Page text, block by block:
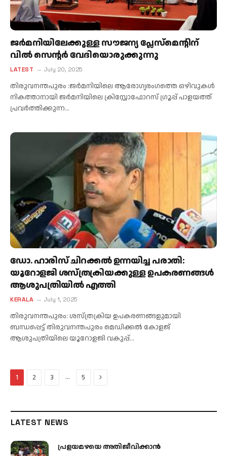
ജർമനിയിലേക്കുള്ള സൗജന്യ പ്ലേസ്മെന്റിന്
വിൽ സെന്റർ വേദിയൊരുക്കുന്നു
LATEST July 20, 2025
തിരുവനന്തപുരം :ജർമനിയിലെ ആരോഗ്യരംഗത്തെ ഒഴിവുകൾ
നികത്താനായി ജർമനിയിലെ ക്രിസ്റ്റോഫോറസ് ഗ്രൂപ്പ് പാളയത്ത്
പ്രവർത്തിക്കുന്ന…
ഡോ. ഹാരിസ് ചിറക്കൽ ഉന്നയിച്ച പരാതി:
യൂറോളജി ശസ്ത്രക്രിയക്കുള്ള ഉപകരണങ്ങൾ
ആശുപത്രിയിൽ എത്തി
KERALA July 1, 2025
തിരുവനന്തപുരം: ശസ്ത്രക്രിയ ഉപകരണങ്ങളുമായി
ബന്ധപ്പെട്ട് തിരുവനന്തപുരം മെഡിക്കൽ കോളജ്
ആശുപത്രിയിലെ യൂറോളജി വകുപ്പ്…
1 2 3 … 5 Next
LATEST NEWS
പ്രളയമഴയെ അതിജീവിക്കാന്‍